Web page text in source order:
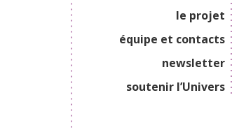
le projet
équipe et contacts
newsletter
soutenir l’Univers